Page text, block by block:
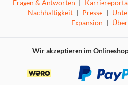
Fragen & Antworten |
Nachhaltigkeit | Presse |
Expansion |
Wir akzeptieren im